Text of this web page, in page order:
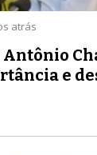
atrás
Antônio
e